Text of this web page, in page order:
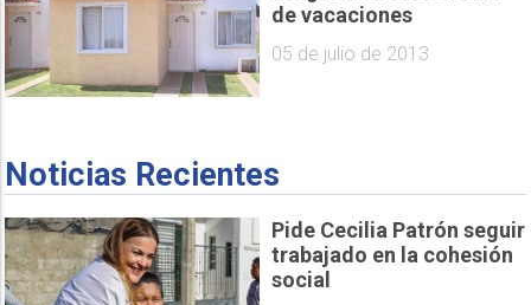
de vacaciones
05 de julio de 2013
Noticias Recientes
Pide Cecilia Patrón seguir
trabajado en la cohesión
social